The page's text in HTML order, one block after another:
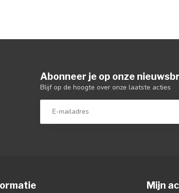
Abonneer je op onze
Blijf op de hoogte over onze laatste acties
Mijn